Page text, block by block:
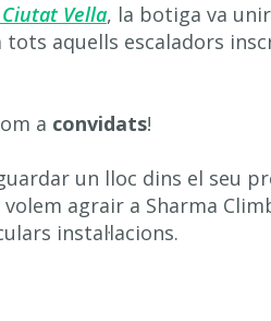
Vella, la botiga va
aquells escaladors
a convidats!
un lloc dins el seu
volem agrair a Sharma
instal·lacions.